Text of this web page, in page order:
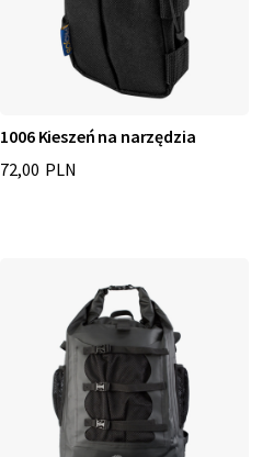
1006 Kieszeń na narzędzia
72,00 PLN